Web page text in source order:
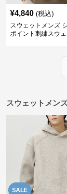
¥4,840 (税込)
スウェットメンズ
ポイント刺繍スウェ
スウェットメン
SALE